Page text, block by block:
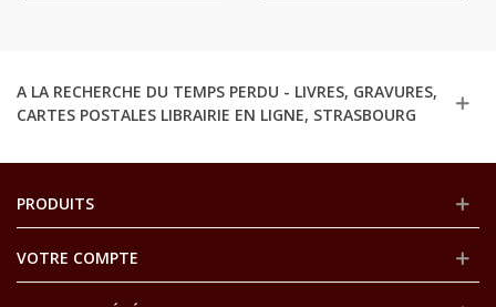
A LA RECHERCHE DU TEMPS PERDU - LIVRES, GRAVURES,
CARTES POSTALES LIBRAIRIE EN LIGNE, STRASBOURG
PRODUITS
VOTRE COMPTE